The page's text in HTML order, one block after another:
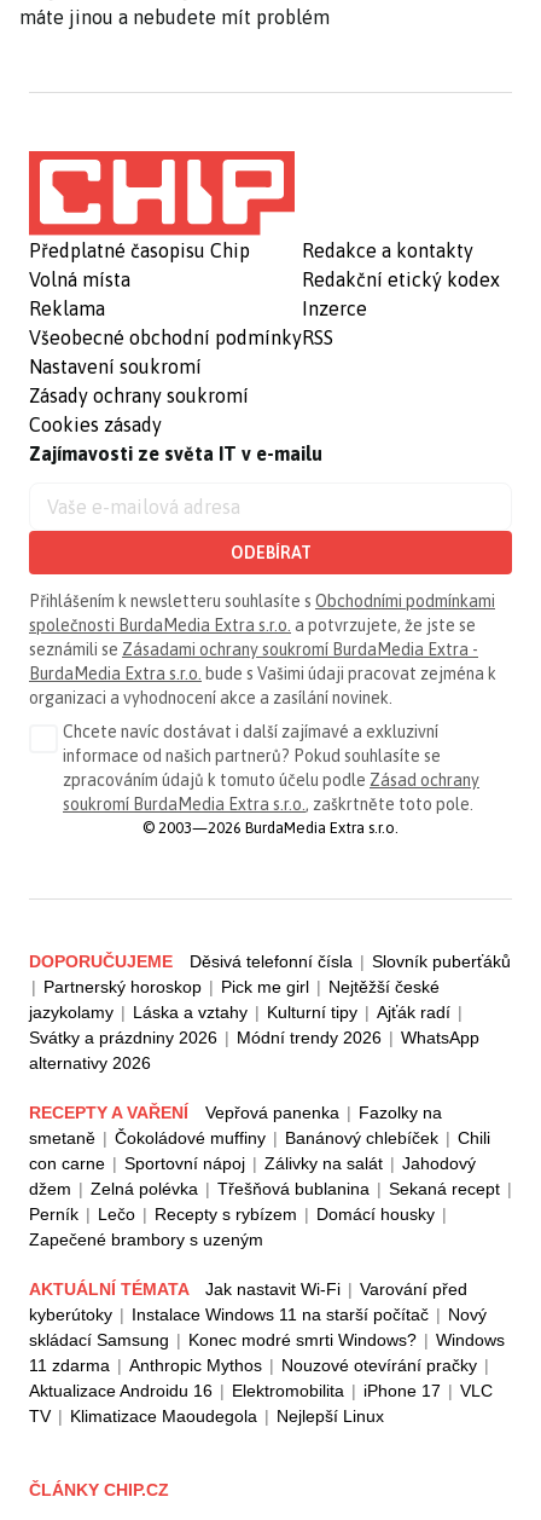
máte jinou a nebudete mít problém
Předplatné časopisu Chip
Volná místa
Reklama
Všeobecné obchodní podmínky
Nastavení soukromí
Zásady ochrany soukromí
Cookies zásady
Redakce a kontakty
Redakční etický kodex
Inzerce
RSS
Zajímavosti ze světa IT v e-mailu
ODEBÍRAT
Přihlášením k newsletteru souhlasíte s Obchodními podmínkami
společnosti BurdaMedia Extra s.r.o. a potvrzujete, že jste se
seznámili se Zásadami ochrany soukromí BurdaMedia Extra -
BurdaMedia Extra s.r.o. bude s Vašimi údaji pracovat zejména k
organizaci a vyhodnocení akce a zasílání novinek.
Chcete navíc dostávat i další zajímavé a exkluzivní
informace od našich partnerů? Pokud souhlasíte se
zpracováním údajů k tomuto účelu podle Zásad ochrany
soukromí BurdaMedia Extra s.r.o. , zaškrtněte toto pole.
© 2003—2026 BurdaMedia Extra s.r.o.
DOPORUČUJEME Děsivá telefonní čísla | Slovník puberťáků
| Partnerský horoskop | Pick me girl | Nejtěžší české
jazykolamy | Láska a vztahy | Kulturní tipy | Ajťák radí |
Svátky a prázdniny 2026 | Módní trendy 2026 | WhatsApp
alternativy 2026
RECEPTY A VAŘENÍ Vepřová panenka | Fazolky na
smetaně | Čokoládové muffiny | Banánový chlebíček | Chili
con carne | Sportovní nápoj | Zálivky na salát | Jahodový
džem | Zelná polévka | Třešňová bublanina | Sekaná recept |
Perník | Lečo | Recepty s rybízem | Domácí housky |
Zapečené brambory s uzeným
AKTUÁLNÍ TÉMATA Jak nastavit Wi-Fi | Varování před
kyberútoky | Instalace Windows 11 na starší počítač | Nový
skládací Samsung | Konec modré smrti Windows? | Windows
11 zdarma | Anthropic Mythos | Nouzové otevírání pračky |
Aktualizace Androidu 16 | Elektromobilita | iPhone 17 | VLC
TV | Klimatizace Maoudegola | Nejlepší Linux
ČLÁNKY CHIP.CZ